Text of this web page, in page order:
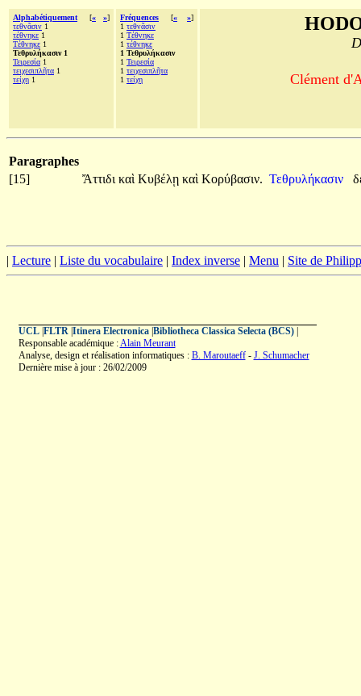
Alphabétiquement [« »]
τεθνᾶσιν 1
τέθνηκε 1
Τέθνηκε 1
Τεθρυλήκασιν 1
Τειρεσία 1
τειχεσιπλῆτα 1
τείχη 1
Fréquences [« »]
1 τεθνᾶσιν
1 Τέθνηκε
1 τέθνηκε
1 Τεθρυλήκασιν
1 Τειρεσία
1 τειχεσιπλῆτα
1 τείχη Clément
Paragraphes
[15]
Ἄττιδι καὶ Κυβέλῃ καὶ Κορύβασιν. Τεθρυλήκασιν
| Lecture | Liste du vocabulaire | Index inverse | Menu | Site de
UCL| FLTR| Itinera Electronica| Bibliotheca Classica Selecta (BCS)|
Responsable académique :Alain Meurant
Analyse, design et réalisation informatiques : B. Maroutaeff- J. Schumacher
Dernière mise à jour : 26/02/2009